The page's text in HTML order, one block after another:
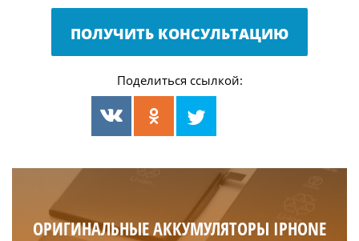
ПОЛУЧИТЬ КОНСУЛЬТАЦИЮ
Поделиться ссылкой:
ОРИГИНАЛЬНЫЕ АККУМУЛЯТОРЫ IPHONE